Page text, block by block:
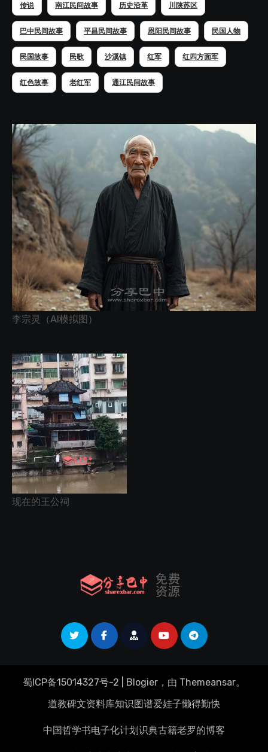
传说 南江民间故事 历史沿革 川陕苏区
巴中民间故事 平昌民间故事 恩阳民间故事 民国人物
民国故事 民歌 沙溪镇 红军 红四方面军
红色故事 老红军 通江民间故事
李宗灵（AI模拟图）
现在的王公祠
蜀ICP备15014327号-2 Blogier ，由 Themeansar。
道教碑文资料库知识图谱爱娃子懒得勤快
中国哲学书电子化计划识典古籍老罗的博客